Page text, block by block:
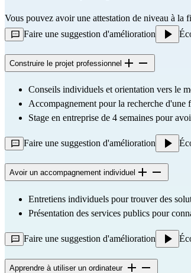
Vous pouvez avoir une attestation de niveau à la
Faire une suggestion d'amélioration
Construire le projet professionnel
Conseils individuels et orientation vers le
Accompagnement pour la recherche d'une
Stage en entreprise de 4 semaines pour
Faire une suggestion d'amélioration
Avoir un accompagnement individuel
Entretiens individuels pour trouver des
Présentation des services publics pour
Faire une suggestion d'amélioration
Apprendre à utiliser un ordinateur